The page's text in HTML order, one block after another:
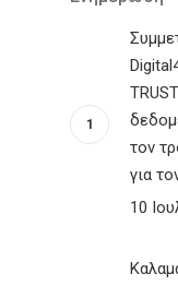
τον
για
10